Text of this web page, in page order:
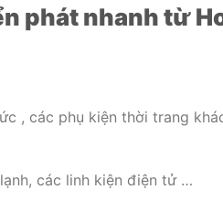
phát nhanh từ
, các phụ kiện thời trang
các linh kiện điện tử …